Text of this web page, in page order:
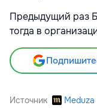
Предыдущий раз
тогда в
Источник Meduza